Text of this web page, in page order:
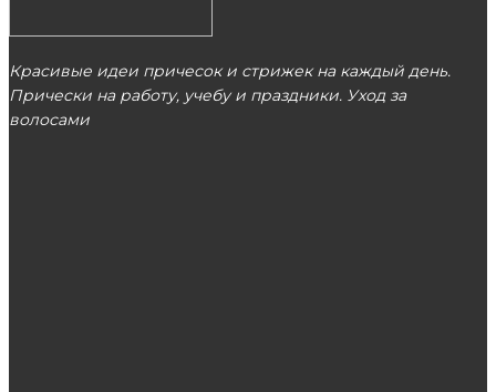
Красивые идеи причесок и стрижек на каждый день.
Прически на работу, учебу и праздники. Уход за
волосами